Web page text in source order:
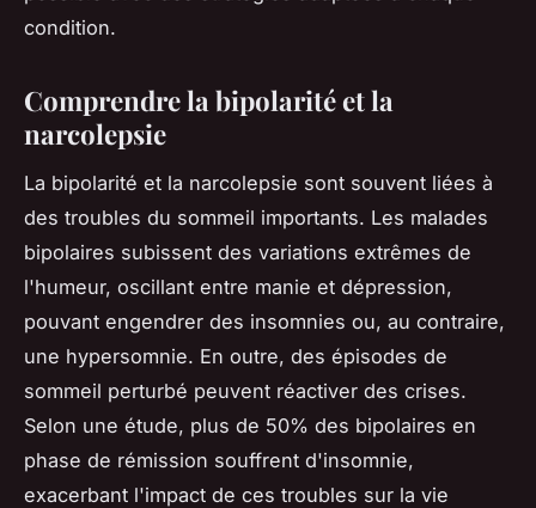
condition.
Comprendre la bipolarité et la
narcolepsie
La bipolarité et la narcolepsie sont souvent liées à
des troubles du sommeil importants. Les malades
bipolaires subissent des variations extrêmes de
l'humeur, oscillant entre manie et dépression,
pouvant engendrer des insomnies ou, au contraire,
une hypersomnie. En outre, des épisodes de
sommeil perturbé peuvent réactiver des crises.
Selon une étude, plus de 50% des bipolaires en
phase de rémission souffrent d'insomnie,
exacerbant l'impact de ces troubles sur la vie